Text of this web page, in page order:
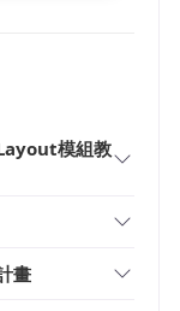
模組教
畫